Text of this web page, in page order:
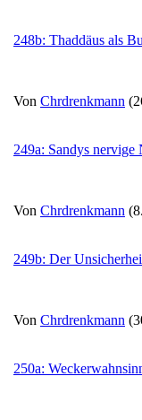
248b: Thaddäus als
Von Chrdrenkmann
249a: Sandys nervige
Von Chrdrenkmann
249b: Der
Von Chrdrenkmann
250a: